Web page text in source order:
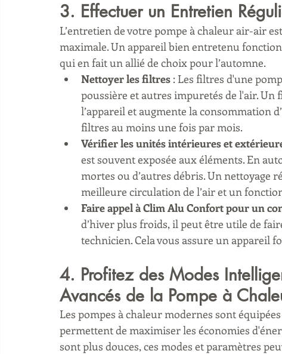
3. Effectuer un Entretien
L’entretien de votre pompe à chaleur air-air
maximale. Un appareil bien entretenu
qui en fait un allié de choix pour l’automne.
Nettoyer les filtres : Les filtres d'une
poussière et autres impuretés de l'air.
l’appareil et augmente la consommation
filtres au moins une fois par mois.
Vérifier les unités intérieures et
est souvent exposée aux éléments. En
mortes ou d’autres débris. Un nettoyage
meilleure circulation de l’air et un
Faire appel à Clim Alu Confort pour un
d’hiver plus froids, il peut être utile de
technicien. Cela vous assure un appareil
4. Profitez des Modes
Avancés de la Pompe à
Les pompes à chaleur modernes sont
permettent de maximiser les économies
sont plus douces, ces modes et paramètres